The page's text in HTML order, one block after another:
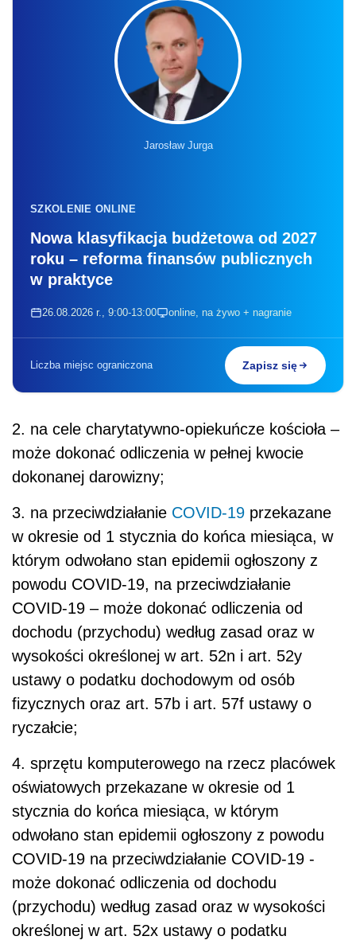
Jarosław Jurga
SZKOLENIE ONLINE
Nowa klasyfikacja budżetowa od 2027
roku – reforma finansów publicznych
w praktyce
26.08.2026 r., 9:00-13:00 online, na żywo + nagranie
Liczba miejsc ograniczona Zapisz się
2. na cele charytatywno-opiekuńcze kościoła –
może dokonać odliczenia w pełnej kwocie
dokonanej darowizny;
3. na przeciwdziałanie COVID-19 przekazane
w okresie od 1 stycznia do końca miesiąca, w
którym odwołano stan epidemii ogłoszony z
powodu COVID-19, na przeciwdziałanie
COVID-19 – może dokonać odliczenia od
dochodu (przychodu) według zasad oraz w
wysokości określonej w art. 52n i art. 52y
ustawy o podatku dochodowym od osób
fizycznych oraz art. 57b i art. 57f ustawy o
ryczałcie;
4. sprzętu komputerowego na rzecz placówek
oświatowych przekazane w okresie od 1
stycznia do końca miesiąca, w którym
odwołano stan epidemii ogłoszony z powodu
COVID-19 na przeciwdziałanie COVID-19 -
może dokonać odliczenia od dochodu
(przychodu) według zasad oraz w wysokości
określonej w art. 52x ustawy o podatku